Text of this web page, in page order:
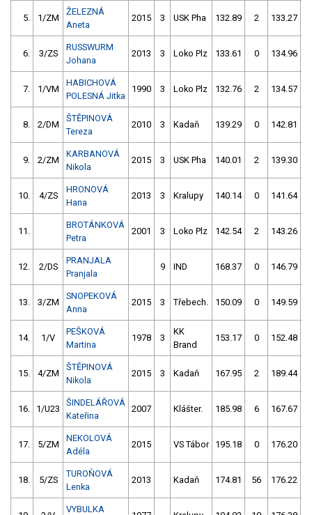
5. 1/ZM
ŽELEZNÁ
Aneta
2015 3 USK Pha 132.89 2 133.27
6. 3/ZS
RUSSWURM
Johana
2013 3 Loko Plz 133.61 0 134.96
7. 1/VM
HABICHOVÁ
POLESNÁ Jitka
1990 3 Loko Plz 132.76 2 134.57
8. 2/DM
ŠTĚPINOVÁ
Tereza
2010 3 Kadaň 139.29 0 142.81
9. 2/ZM
KARBANOVÁ
Nikola
2015 3 USK Pha 140.01 2 139.30
10. 4/ZS
HRONOVÁ
Hana
2013 3 Kralupy 140.14 0 141.64
11.
BROTÁNKOVÁ
Petra
2001 3 Loko Plz 142.54 2 143.26
12. 2/DS
PRANJALA
Pranjala
9 IND 168.37 0 146.79
13. 3/ZM
SNOPEKOVÁ
Anna
2015 3 Třebech. 150.09 0 149.59
14. 1/V
PEŠKOVÁ
Martina
1978 3
KK
Brand
153.17 0 152.48
15. 4/ZM
ŠTĚPINOVÁ
Nikola
2015 3 Kadaň 167.95 2 189.44
16. 1/U23
ŠINDELÁŘOVÁ
Kateřina
2007 Klášter. 185.98 6 167.67
17. 5/ZM
NEKOLOVÁ
Adéla
2015 VS Tábor 195.18 0 176.20
18. 5/ZS
TUROŇOVÁ
Lenka
2013 Kadaň 174.81 56 176.22
VYBULKA